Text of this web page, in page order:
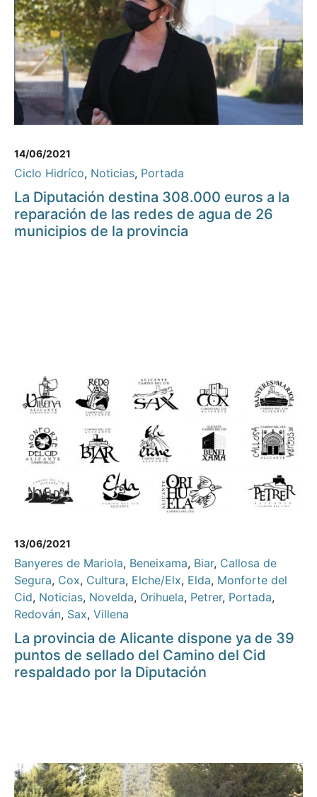
14/06/2021
Ciclo Hidríco, Noticias, Portada
La Diputación destina 308.000 euros a la
reparación de las redes de agua de 26
municipios de la provincia
13/06/2021
Banyeres de Mariola, Beneixama, Biar, Callosa de
Segura, Cox, Cultura, Elche/Elx, Elda, Monforte del
Cid, Noticias, Novelda, Orihuela, Petrer, Portada,
Redován, Sax, Villena
La provincia de Alicante dispone ya de 39
puntos de sellado del Camino del Cid
respaldado por la Diputación